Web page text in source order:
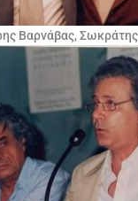
Βαρνάβας,